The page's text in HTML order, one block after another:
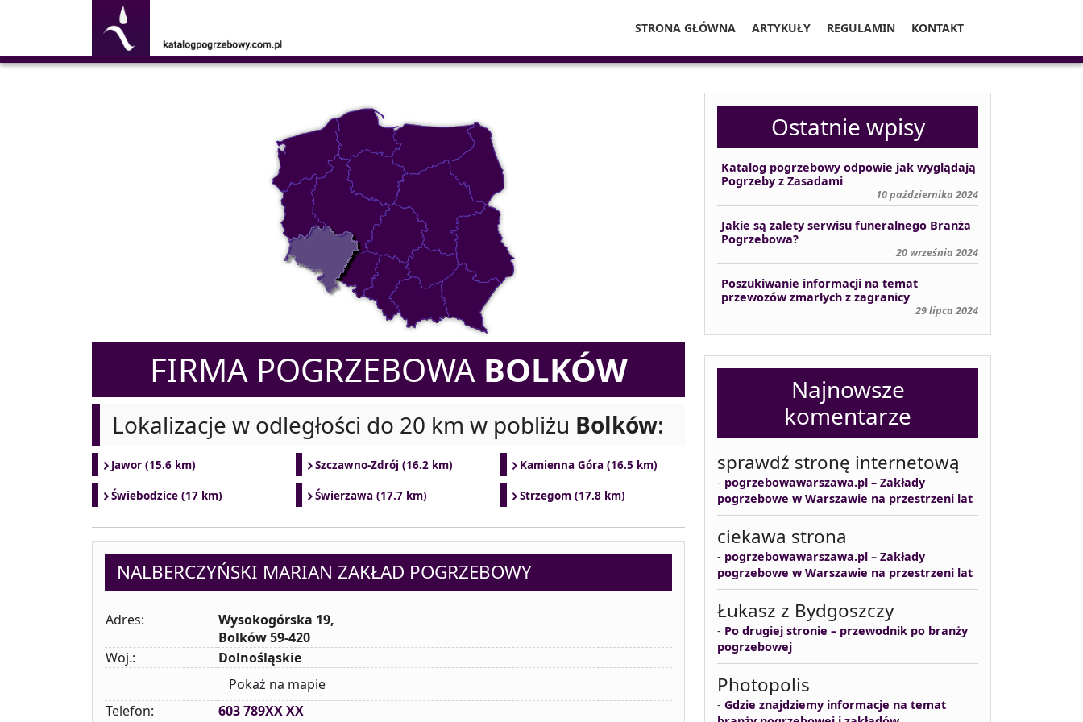
STRONA GŁÓWNA ARTYKUŁY REGULAMIN KONTAKT
FIRMA POGRZEBOWA BOLKÓW
Lokalizacje w odległości do 20 km w pobliżu Bolków:
Jawor (15.6 km) Szczawno-Zdrój (16.2 km) Kamienna Góra (16.5 km)
Świebodzice (17 km) Świerzawa (17.7 km) Strzegom (17.8 km)
NALBERCZYŃSKI MARIAN ZAKŁAD POGRZEBOWY
Adres:
Wysokogórska 19,
Bolków 59-420
Woj.:
Dolnośląskie
Pokaż na mapie
Telefon:
603 789XX XX
Ostatnie wpisy
Katalog pogrzebowy odpowie jak wyglądają
Pogrzeby z Zasadami
10 października 2024
Jakie są zalety serwisu funeralnego Branża
Pogrzebowa?
20 września 2024
Poszukiwanie informacji na temat
przewozów zmarłych z zagranicy
29 lipca 2024
Najnowsze
komentarze
sprawdź stronę internetową
- pogrzebowawarszawa.pl – Zakłady
pogrzebowe w Warszawie na przestrzeni lat
ciekawa strona
- pogrzebowawarszawa.pl – Zakłady
pogrzebowe w Warszawie na przestrzeni lat
Łukasz z Bydgoszczy
- Po drugiej stronie – przewodnik po branży
pogrzebowej
Photopolis
- Gdzie znajdziemy informacje na temat